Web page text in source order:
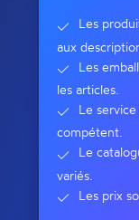
Les
aux
Les
les articles.
Le
compétent.
Le
variés.
Les prix